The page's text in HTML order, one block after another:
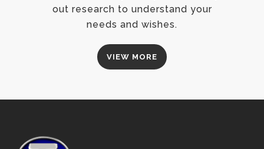
out research to understand your
needs and wishes.
VIEW MORE